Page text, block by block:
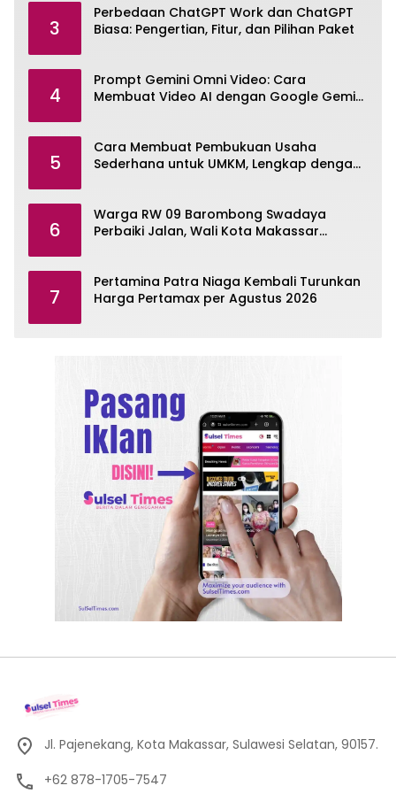
3
Perbedaan ChatGPT Work dan ChatGPT
Biasa: Pengertian, Fitur, dan Pilihan Paket
4
Prompt Gemini Omni Video: Cara
Membuat Video AI dengan Google Gemini
5
Cara Membuat Pembukuan Usaha
Sederhana untuk UMKM, Lengkap dengan
6
Warga RW 09 Barombong Swadaya
Perbaiki Jalan, Wali Kota Makassar
7
Pertamina Patra Niaga Kembali Turunkan
Harga Pertamax per Agustus 2026
Jl. Pajenekang, Kota Makassar, Sulawesi Selatan, 90157.
+62 878-1705-7547